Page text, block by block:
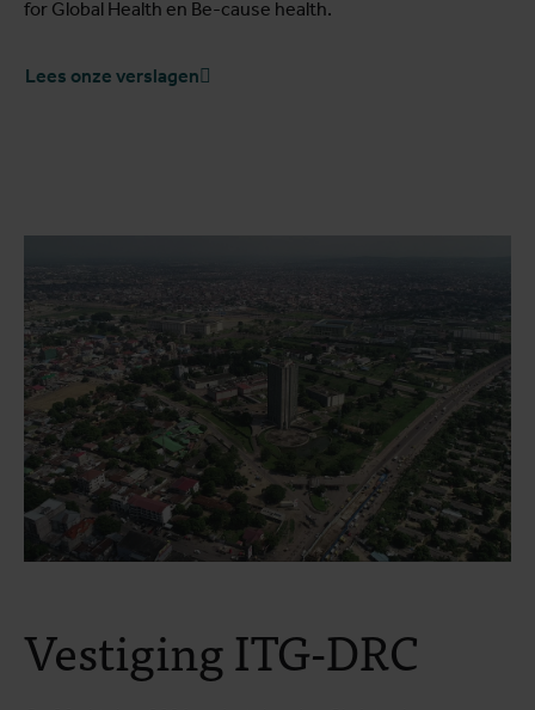
for Global Health en Be-cause health.
Lees onze verslagen
Vestiging ITG-DRC